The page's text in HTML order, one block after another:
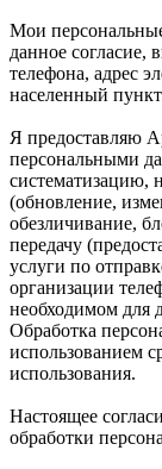
Мои
данное
телефона, адрес
населенный
Я предоставляю
персональными
систематизацию,
(обновление,
обезличивание,
передачу
услуги по
организации
необходимом для
Обработка
использованием
использования.
Настоящее
обработки